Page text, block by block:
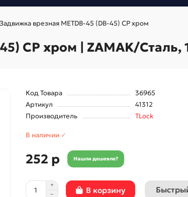
Задвижка врезная METDB-45 (DB-45) CP хром
CP хром | ZAMAK/Сталь,
Код Товара
36965
Артикул
41312
Производитель
TLock
В наличии ✓
252 р Нашли дешевле?
В корзину